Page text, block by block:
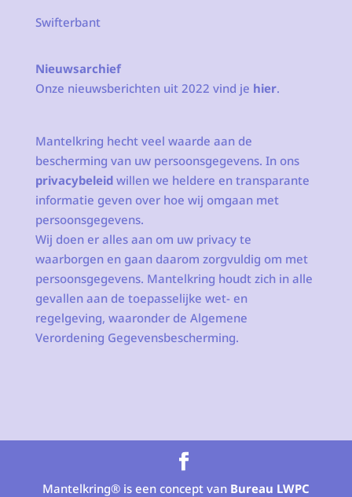
Swifterbant
Nieuwsarchief
Onze nieuwsberichten uit 2022 vind je hier.
Mantelkring hecht veel waarde aan de
bescherming van uw persoonsgegevens. In ons
privacybeleidwillen we heldere en transparante
informatie geven over hoe wij omgaan met
persoonsgegevens.
Wij doen er alles aan om uw privacy te
waarborgen en gaan daarom zorgvuldig om met
persoonsgegevens. Mantelkring houdt zich in alle
gevallen aan de toepasselijke wet- en
regelgeving, waaronder de Algemene
Verordening Gegevensbescherming.
Mantelkring® is een concept van Bureau LWPC